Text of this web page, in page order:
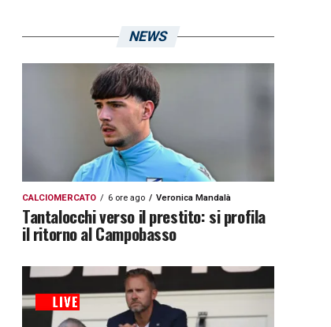
NEWS
CALCIOMERCATO 6 ore ago Veronica Mandalà
Tantalocchi verso il prestito: si profila
il ritorno al Campobasso